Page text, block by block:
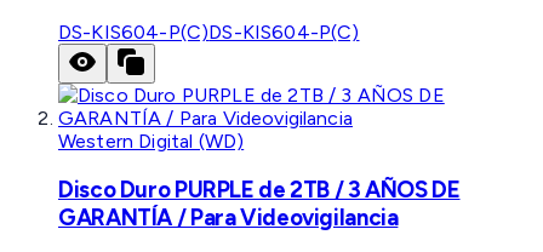
DS-KIS604-P(C)DS-KIS604-P(C)
Western Digital (WD)
Disco Duro PURPLE de 2TB / 3 AÑOS DE
GARANTÍA / Para Videovigilancia